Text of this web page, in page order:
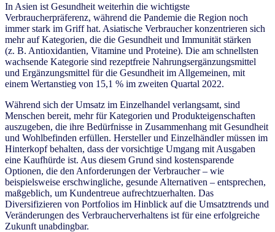
In Asien ist Gesundheit weiterhin die wichtigste
Verbraucherpräferenz, während die Pandemie die Region noch
immer stark im Griff hat. Asiatische Verbraucher konzentrieren sich
mehr auf Kategorien, die die Gesundheit und Immunität stärken
(z. B. Antioxidantien, Vitamine und Proteine). Die am schnellsten
wachsende Kategorie sind rezeptfreie Nahrungsergänzungsmittel
und Ergänzungsmittel für die Gesundheit im Allgemeinen, mit
einem Wertanstieg von 15,1 % im zweiten Quartal 2022.
Während sich der Umsatz im Einzelhandel verlangsamt, sind
Menschen bereit, mehr für Kategorien und Produkteigenschaften
auszugeben, die ihre Bedürfnisse in Zusammenhang mit Gesundheit
und Wohlbefinden erfüllen. Hersteller und Einzelhändler müssen im
Hinterkopf behalten, dass der vorsichtige Umgang mit Ausgaben
eine Kaufhürde ist. Aus diesem Grund sind kostensparende
Optionen, die den Anforderungen der Verbraucher – wie
beispielsweise erschwingliche, gesunde Alternativen – entsprechen,
maßgeblich, um Kundentreue aufrechtzuerhalten. Das
Diversifizieren von Portfolios im Hinblick auf die Umsatztrends und
Veränderungen des Verbraucherverhaltens ist für eine erfolgreiche
Zukunft unabdingbar.